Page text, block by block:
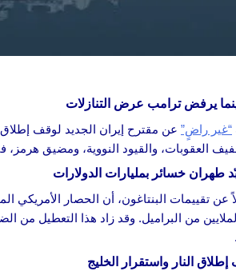
يرفض ترامب عرض التنازلات
“غير راضٍ” عن مقترح إيران الجديد لوقف
والقيود النووية، ومضيق
طهران خسائر بمليارات الدولارات
تقييمات البنتاغون، أن الحصار الأمريكي
من البراميل. وقد زاد هذا التعطيل من
النار واستقرار الخليج